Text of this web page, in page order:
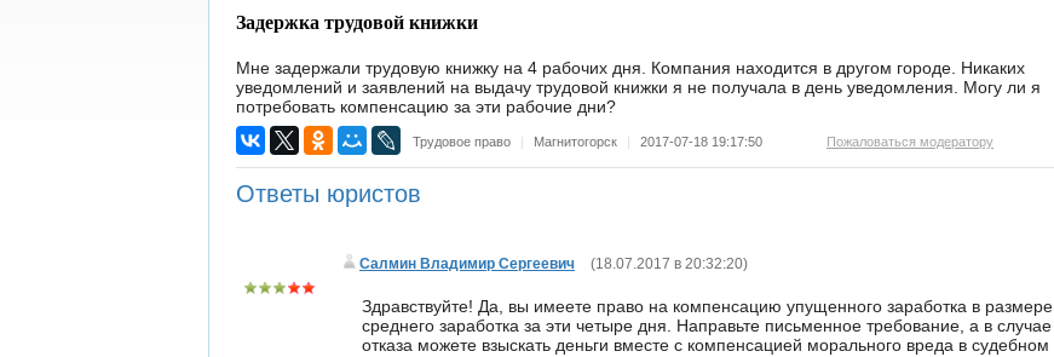
Задержка трудовой книжки
Мне задержали трудовую книжку на 4 рабочих дня. Компания находится в другом городе. Никаких
уведомлений и заявлений на выдачу трудовой книжки я не получала в день уведомления. Могу ли я
потребовать компенсацию за эти рабочие дни?
Трудовое право | Магнитогорск | 2017-07-18 19:17:50 Пожаловаться модератору
Ответы юристов
Салмин Владимир Сергеевич (18.07.2017 в 20:32:20)
Здравствуйте! Да, вы имеете право на компенсацию упущенного заработка в размере
среднего заработка за эти четыре дня. Направьте письменное требование, а в случае
отказа можете взыскать деньги вместе с компенсацией морального вреда в судебном